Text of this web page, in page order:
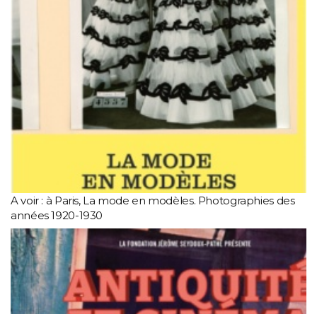
A voir : à Paris, La mode en modèles. Photographies des
années 1920-1930